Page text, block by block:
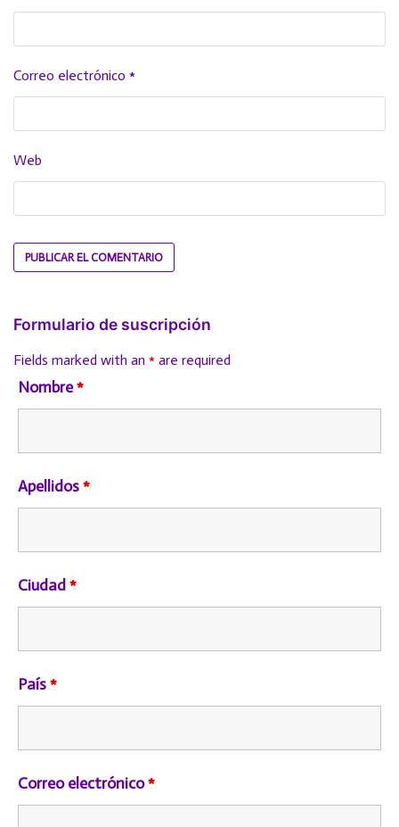
Correo electrónico *
Web
Formulario de suscripción
Fields marked with an * are required
Nombre*
Apellidos*
Ciudad *
País*
Correo electrónico*